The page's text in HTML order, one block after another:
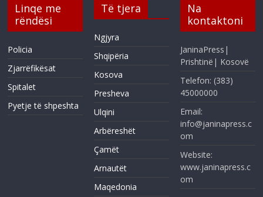
Linqe me
rëndësi
Policia
Zjarrëfikësat
Spitalet
Pyetje të shpeshta
Të tjera
Ngjyra
Shqipëria
Kosova
Presheva
Ulqini
Arbëreshët
Çamët
Arnautët
Maqedonia
Na
kontaktoni
JaninaPress|
Prishtinë| Kosovë
Telefon: (383)
45000000
Email:
info@janinapress.c
om
Website:
www.janinapress.c
om